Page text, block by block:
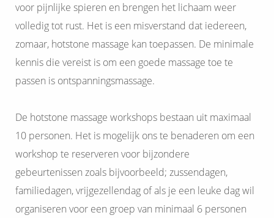
voor pijnlijke spieren en brengen het lichaam weer
volledig tot rust. Het is een misverstand dat iedereen,
zomaar, hotstone massage kan toepassen. De minimale
kennis die vereist is om een goede massage toe te
passen is ontspanningsmassage.
De hotstone massage workshops bestaan uit maximaal
10 personen. Het is mogelijk ons te benaderen om een
workshop te reserveren voor bijzondere
gebeurtenissen zoals bijvoorbeeld; zussendagen,
familiedagen, vrijgezellendag of als je een leuke dag wil
organiseren voor een groep van minimaal 6 personen